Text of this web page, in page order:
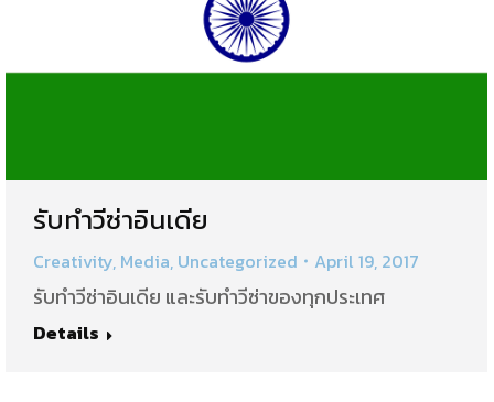
รับทำวีซ่าอินเดีย
Creativity, Media, Uncategorized April 19, 2017
รับทำวีซ่าอินเดีย และรับทำวีซ่าของทุกประเทศ
Details